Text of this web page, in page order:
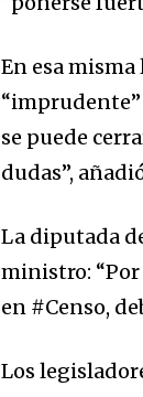
En esa
“imprudente”
se puede
dudas”,
La diputada
ministro:
en #Censo,
Los